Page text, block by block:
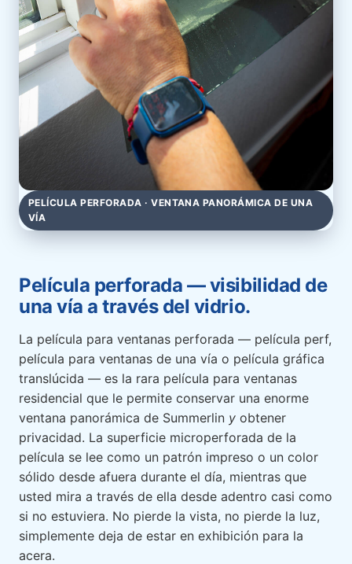
PELÍCULA PERFORADA · VENTANA PANORÁMICA DE UNA
VÍA
Película perforada — visibilidad de
una vía a través del vidrio.
La película para ventanas perforada — película perf,
película para ventanas de una vía o película gráfica
translúcida — es la rara película para ventanas
residencial que le permite conservar una enorme
ventana panorámica de Summerlin y obtener
privacidad. La superficie microperforada de la
película se lee como un patrón impreso o un color
sólido desde afuera durante el día, mientras que
usted mira a través de ella desde adentro casi como
si no estuviera. No pierde la vista, no pierde la luz,
simplemente deja de estar en exhibición para la
acera.